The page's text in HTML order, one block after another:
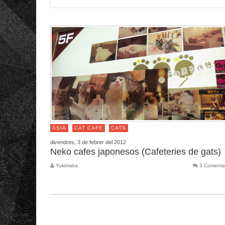
ÀSIA CAT CAFE CATS
divendres, 3 de febrer del 2012
Neko cafes japonesos (Cafeteries de gats)
Yukimaka 3